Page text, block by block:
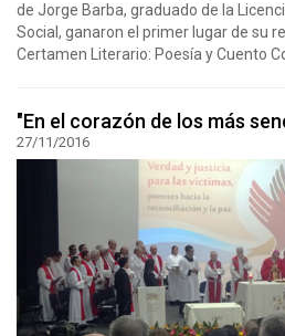
de Jorge Barba, graduado de la
Social, ganaron el primer lugar de su
Certamen Literario: Poesía y Cuento
"En el corazón de los más
27/11/2016